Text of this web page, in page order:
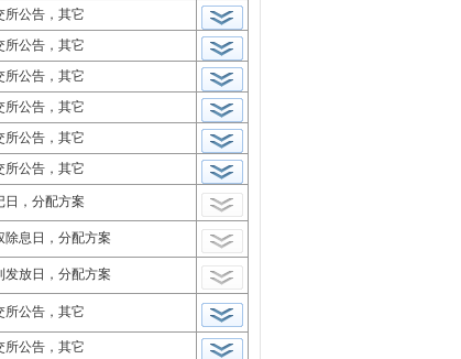
所公告，其它
所公告，其它
所公告，其它
所公告，其它
所公告，其它
所公告，其它
日，分配方案
除息日，分配方案
发放日，分配方案
所公告，其它
所公告，其它